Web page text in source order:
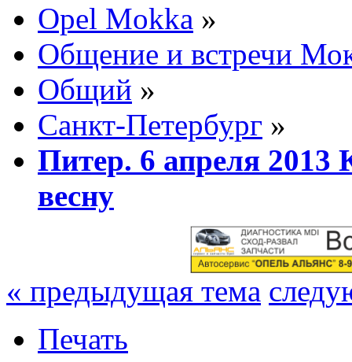
Opel Mokka »
Общение и встречи
Общий »
Санкт-Петербург »
Питер. 6 апреля 2013
весну
« предыдущая тема
Печать